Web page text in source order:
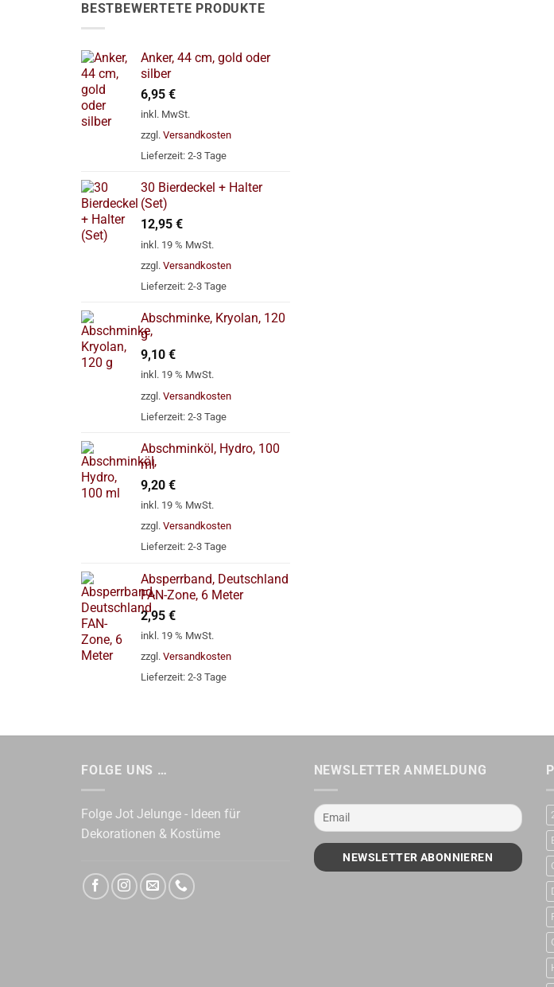
BESTBEWERTETE PRODUKTE
Anker, 44 cm, gold oder
silber
6,95 €
inkl. MwSt.
zzgl. Versandkosten
Lieferzeit: 2-3 Tage
30 Bierdeckel + Halter
(Set)
12,95 €
inkl. 19 % MwSt.
zzgl. Versandkosten
Lieferzeit: 2-3 Tage
Abschminke, Kryolan, 120
g
9,10 €
inkl. 19 % MwSt.
zzgl. Versandkosten
Lieferzeit: 2-3 Tage
Abschminköl, Hydro, 100
ml
9,20 €
inkl. 19 % MwSt.
zzgl. Versandkosten
Lieferzeit: 2-3 Tage
Absperrband, Deutschland
FAN-Zone, 6 Meter
2,95 €
inkl. 19 % MwSt.
zzgl. Versandkosten
Lieferzeit: 2-3 Tage
FOLGE UNS …
Folge Jot Jelunge - Ideen für
Dekorationen & Kostüme
NEWSLETTER ANMELDUNG